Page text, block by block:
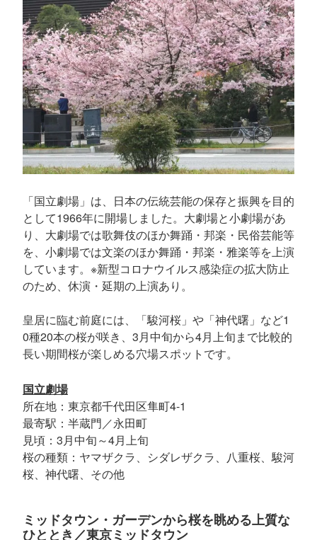
「国立劇場」は、日本の伝統芸能の保存と振興を目的
として1966年に開場しました。大劇場と小劇場があ
り、大劇場では歌舞伎のほか舞踊・邦楽・民俗芸能等
を、小劇場では文楽のほか舞踊・邦楽・雅楽等を上演
しています。※新型コロナウイルス感染症の拡大防止
のため、休演・延期の上演あり。
皇居に臨む前庭には、「駿河桜」や「神代曙」など1
0種20本の桜が咲き、3月中旬から4月上旬まで比較的
長い期間桜が楽しめる穴場スポットです。
国立劇場
所在地：東京都千代田区隼町4-1
最寄駅：半蔵門／永田町
見頃：3月中旬～4月上旬
桜の種類：ヤマザクラ、シダレザクラ、八重桜、駿河
桜、神代曙、その他
ミッドタウン・ガーデンから桜を眺める上質な
ひととき／東京ミッドタウン